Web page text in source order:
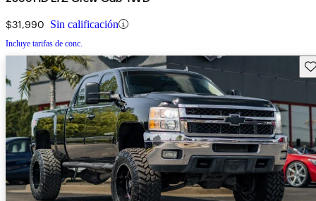
$31,990 Sin calificación
Incluye tarifas de conc.